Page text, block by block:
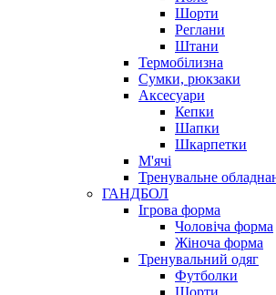
Шорти
Реглани
Штани
Термобілизна
Сумки, рюкзаки
Аксесуари
Кепки
Шапки
Шкарпетки
М'ячі
Тренувальне
ГАНДБОЛ
Ігрова форма
Чоловіча форма
Жіноча форма
Тренувальний одяг
Футболки
Шорти